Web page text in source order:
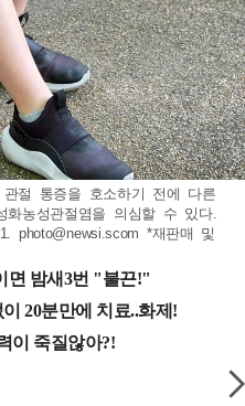
절 통증을 호소하기 전에 다른
농성관절염을 의심할 수 있다.
photo@newsi.scom *재판매 및